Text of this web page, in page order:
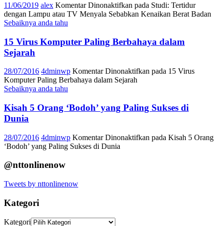
11/06/2019 alex Komentar Dinonaktifkan pada Studi: Tertidur
dengan Lampu atau TV Menyala Sebabkan Kenaikan Berat Badan
Sebaiknya anda tahu
15 Virus Komputer Paling Berbahaya dalam
Sejarah
28/07/2016 4dminwp Komentar Dinonaktifkan pada 15 Virus
Komputer Paling Berbahaya dalam Sejarah
Sebaiknya anda tahu
Kisah 5 Orang ‘Bodoh’ yang Paling Sukses di
Dunia
28/07/2016 4dminwp Komentar Dinonaktifkan pada Kisah 5 Orang
‘Bodoh’ yang Paling Sukses di Dunia
@nttonlinenow
Tweets by nttonlinenow
Kategori
Kategori